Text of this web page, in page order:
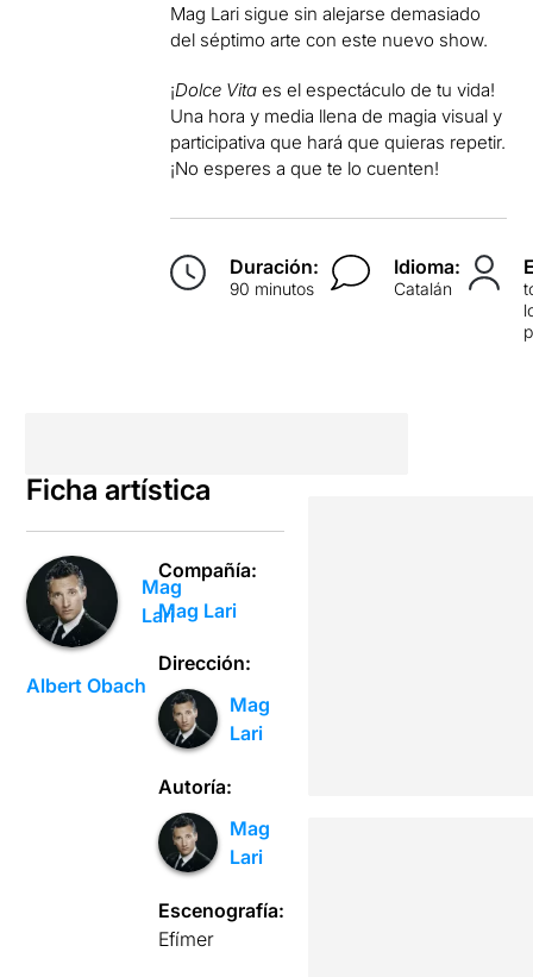
Mag Lari sigue sin alejarse demasiado
del séptimo arte con este nuevo show.
¡Dolce Vitaes el espectáculo de tu vida!
Una hora y media llena de magia visual y
participativaque hará que quieras repetir.
¡No esperes a que te lo cuenten!
Duración:
90 minutos
Idioma:
Catalán
Ficha artística
Mag
Lari
Albert Obach
Compañía:
Mag Lari
Dirección:
Mag
Lari
Autoría:
Mag
Lari
Escenografía:
Efímer